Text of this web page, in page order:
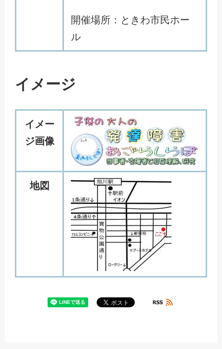
開催場所：ときわ市民ホー
ル
イメージ
イメー
ジ画像
地図